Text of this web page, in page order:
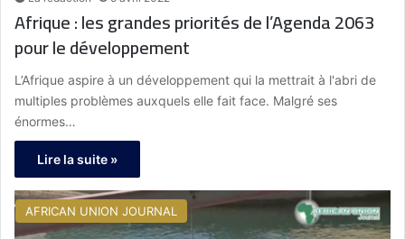
Afrique : les grandes priorités de l’Agenda 2063
pour le développement
L’Afrique aspire à un développement qui la mettrait à l'abri de
multiples problèmes auxquels elle fait face. Malgré ses
énormes…
Lire la suite »
AFRICAN UNION JOURNAL